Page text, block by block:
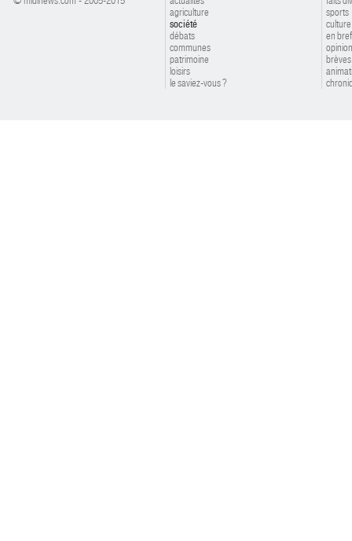
agriculture
société
débats
communes
patrimoine
loisirs
le saviez-vous ?
sports
culture
en bref
brèves